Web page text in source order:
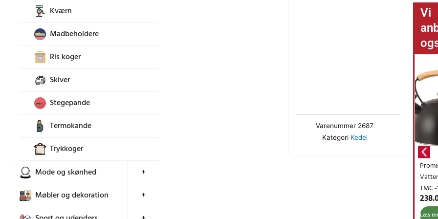
Kværn
Madbeholdere
Ris koger
Skiver
Stegepande
Termokande
Trykkoger
Mode og skønhed
+
Møbler og dekoration
+
Varenummer 2687
Kategori Kedel
Vi
TMC
Clara
Læs